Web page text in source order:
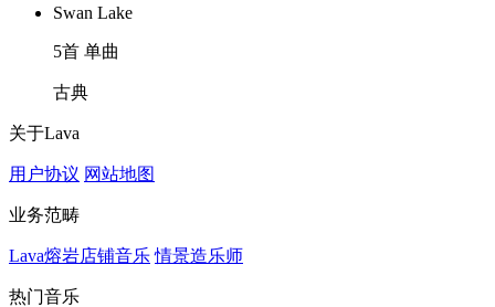
Swan Lake
5首 单曲
古典
关于Lava
用户协议 网站地图
业务范畴
Lava熔岩店铺音乐 情景造乐师
热门音乐